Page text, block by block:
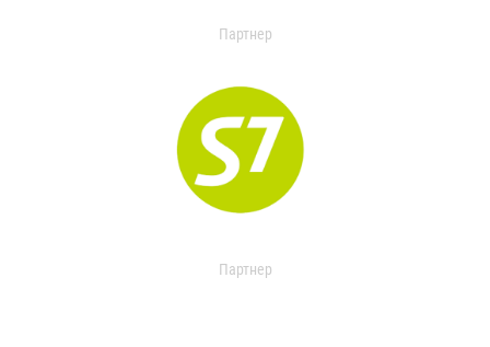
Партнер
Партнер